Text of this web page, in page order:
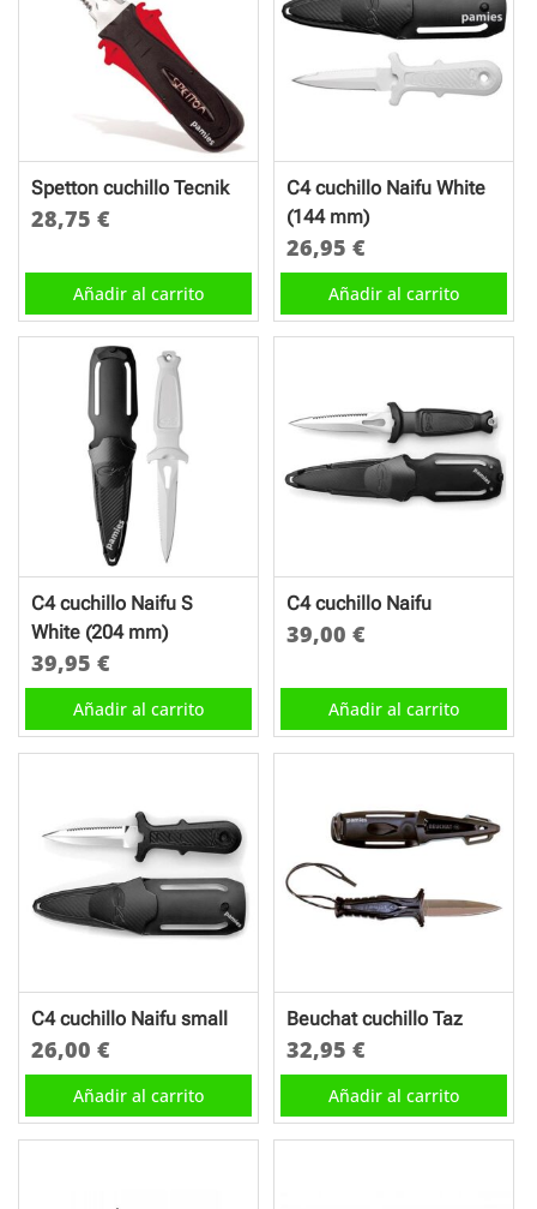
Spetton cuchillo Tecnik
28,75 €
Añadir al carrito
C4 cuchillo Naifu White
(144 mm)
26,95€
Añadir al carrito
C4 cuchillo Naifu S
White (204 mm)
39,95 €
Añadir al carrito
C4 cuchillo Naifu
39,00€
Añadir al carrito
C4 cuchillo Naifu small
26,00 €
Añadir al carrito
Beuchat cuchillo Taz
32,95€
Añadir al carrito